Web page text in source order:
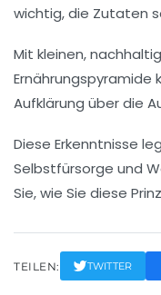
wichtig, die Zutaten
Mit kleinen,
Ernährungspyramide
Aufklärung über die
Diese Erkenntnisse
Selbstfürsorge und
Sie, wie Sie diese
TEILEN: TWITTER